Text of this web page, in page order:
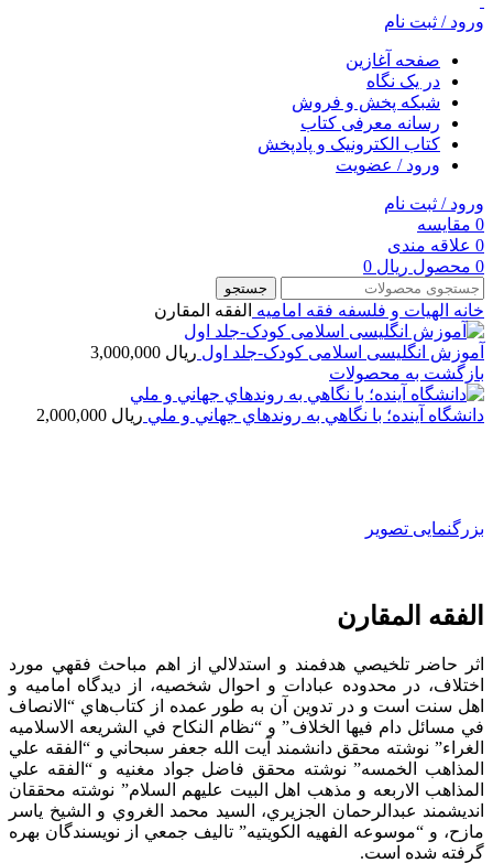
ورود / ثبت نام
صفحه آغازین
در یک نگاه
شبکه پخش و فروش
رسانه معرفی کتاب
کتاب الکترونیک و پادپخش
ورود / عضویت
ورود / ثبت نام
0 مقایسه
0 علاقه مندی
0 محصول ریال
جستجو
خانه الهیات و فلسفه فقه امامیه الفقه المقارن
آموزش انگلیسی اسلامی کودک-جلد اول ریال
بازگشت به محصولات
دانشگاه آينده؛ با نگاهي به روندهاي جهاني و ملي ریال
بزرگنمایی تصویر
الفقه المقارن
اثر حاضر تلخيصي هدفمند و استدلالي از اهم مباحث فقهي مورد
اختلاف، در محدوده عبادات و احوال شخصيه، از ديدگاه اماميه و
اهل سنت است و در تدوين آن به طور عمده از كتاب‌هاي “الانصاف
في مسائل دام فيها الخلاف” و “نظام النكاح في الشريعه الاسلاميه
الغراء” نوشته محقق دانشمند آيت الله جعفر سبحاني و “الفقه علي
المذاهب الخمسه” نوشته محقق فاضل جواد مغنيه و “الفقه علي
المذاهب الاربعه و مذهب اهل البيت عليهم السلام” نوشته محققان
انديشمند عبدالرحمان الجزيري، السيد محمد الغروي و الشيخ ياسر
مازح، و “موسوعه الفهيه الكويتيه” تاليف جمعي از نويسندگان بهره
گرفته شده است.